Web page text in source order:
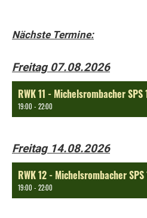
Nächste Termine:
Freitag 07.08.2026
RWK 11 - Michelsrombacher
19:00 - 22:00
Freitag 14.08.2026
RWK 12 - Michelsrombacher
19:00 - 22:00